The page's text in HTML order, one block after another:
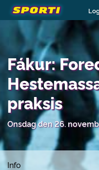
Fákur:
praksis
Onsdag den 26.
Info